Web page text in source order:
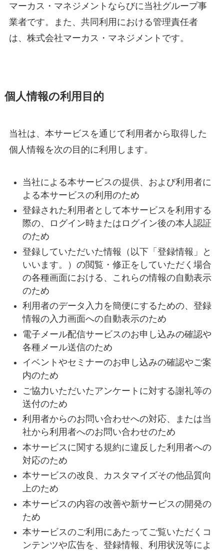
マーカス・マネジメントならびに当社グループ事
業者です。また、共同利用における管理責任者
は、株式会社マーカス・マネジメントです。
個人情報の利用目的
当社は、本サービスを通じて利用者から取得した
個人情報を次の目的に利用します。
当社による本サービスの提供、および利用者に
よる本サービスの利用のため
登録された利用者として本サービスを利用する
際の、ログイン時またはログイン後の本人認証
のため
登録していただいた情報（以下「登録情報」と
いいます。）の閲覧・修正をしていただく場合
の各種画面における、これらの情報の自動表示
のため
利用者のデータ入力を簡便にするための、登録
情報の入力画面への自動表示のため
電子メール配信サービスのお申し込みの確認や
各種メール送信のため
イベントやセミナーのお申し込みの確認やご案
内のため
ご協力いただいたアンケートに対する謝礼等の
送付のため
利用者からのお問い合わせへの対応、または当
社から利用者へのお問い合わせのため
本サービスに関する規約に違反した利用者への
対応のため
本サービスの改良、カスタマイズその他品質向
上のため
本サービスの内容の改善や新サービスの開発の
ため
本サービスのご利用にあたってご覧いただくコ
ンテンツや広告を、登録情報、利用状況等によ